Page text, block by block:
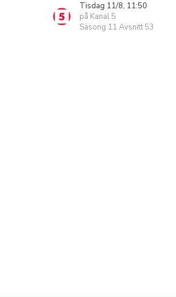
Tisdag 11/8, 11:50
på Kanal 5
Säsong 11 Avsnitt 53